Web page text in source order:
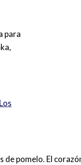
para
pomelo. El